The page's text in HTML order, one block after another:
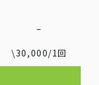
–
\30,000/1回